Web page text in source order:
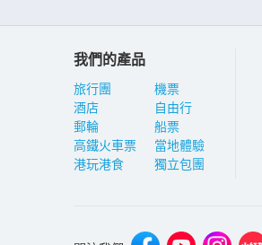
我們的產品
旅行團
酒店
郵輪
高鐵火車票
港玩港食
機票
自由行
船票
當地體驗
獨立包團